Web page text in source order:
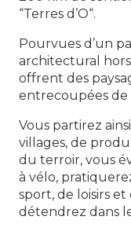
“Terres d’O“.
Pourvues d’un
architectural
offrent des
entrecoupées de
Vous partirez
villages, de
du terroir, vous
à vélo,
sport, de loisirs
détendrez dans